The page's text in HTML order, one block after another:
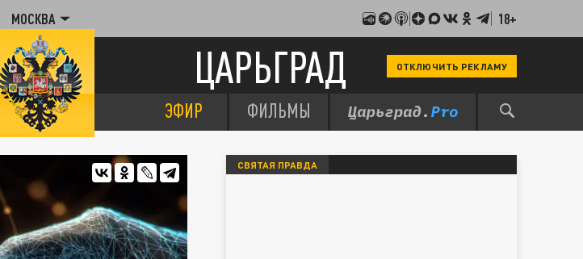
МОСКВА 18+
ЦАРЬГРАД ОТКЛЮЧИТЬ РЕКЛАМУ
ЭФИР ФИЛЬМЫ
СВЯТАЯ ПРАВДА